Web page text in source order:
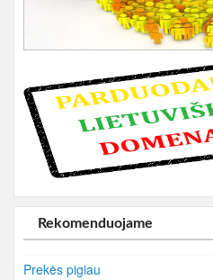
Rekomenduojame
Prekės pigiau